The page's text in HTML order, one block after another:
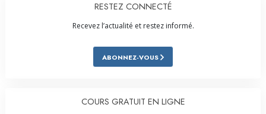
RESTEZ CONNECTÉ
Recevez l’actualité et restez informé.
ABONNEZ-VOUS
COURS GRATUIT EN LIGNE